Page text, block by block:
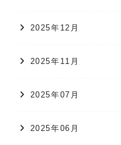
2025年12月
2025年11月
2025年07月
2025年06月